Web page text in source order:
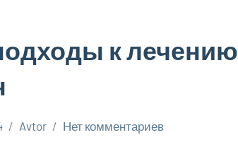
к лечению
Avtor Нет комментариев